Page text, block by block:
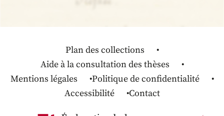
Plan des collections
Aide à la consultation des thèses
Mentions légales
Politique de confidentialité
Accessibilité
Contact